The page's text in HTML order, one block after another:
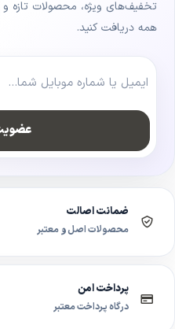
تخفیف‌های ویژه، محصولات تازه و
همه دریافت کنید.
ضمانت اصالت
محصولات اصل و معتبر
پرداخت امن
درگاه پرداخت معتبر